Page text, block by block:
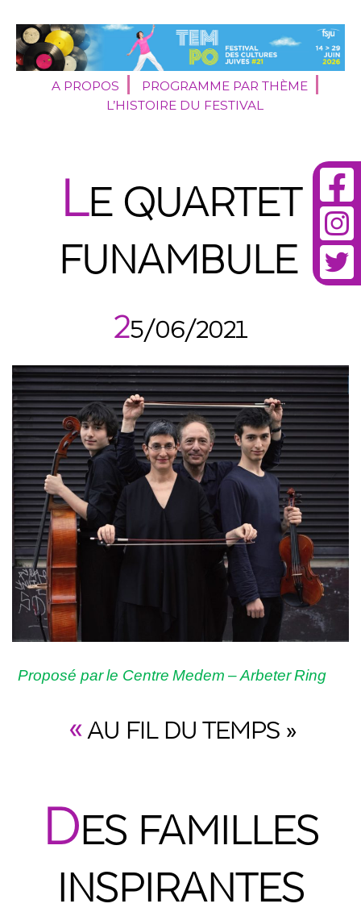
A PROPOS
PROGRAMME PAR THÈME
L’HISTOIRE DU FESTIVAL
LE QUARTET
FUNAMBULE
25/06/2021
Proposé par le Centre Medem – Arbeter Ring
«AU FIL DU TEMPS »
DES FAMILLES
INSPIRANTES